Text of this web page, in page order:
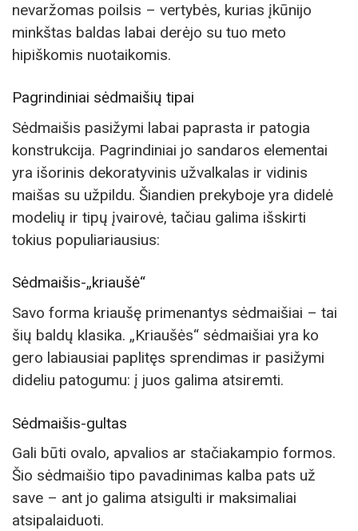
nevaržomas poilsis – vertybės, kurias įkūnijo
minkštas baldas labai derėjo su tuo meto
hipiškomis nuotaikomis.
Pagrindiniai sėdmaišių tipai
Sėdmaišis pasižymi labai paprasta ir patogia
konstrukcija. Pagrindiniai jo sandaros elementai
yra išorinis dekoratyvinis užvalkalas ir vidinis
maišas su užpildu. Šiandien prekyboje yra didelė
modelių ir tipų įvairovė, tačiau galima išskirti
tokius populiariausius:
Sėdmaišis-„kriaušė“
Savo forma kriaušę primenantys sėdmaišiai – tai
šių baldų klasika. „Kriaušės“ sėdmaišiai yra ko
gero labiausiai paplitęs sprendimas ir pasižymi
dideliu patogumu: į juos galima atsiremti.
Sėdmaišis-gultas
Gali būti ovalo, apvalios ar stačiakampio formos.
Šio sėdmaišio tipo pavadinimas kalba pats už
save – ant jo galima atsigulti ir maksimaliai
atsipalaiduoti.